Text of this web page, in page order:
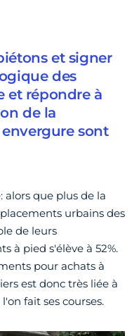
et signer
des
et répondre à
de la
sont
alors que plus de la
urbains des
de leurs
à pied s'élève à 52%.
pour achats à
est donc très liée à
fait ses courses.